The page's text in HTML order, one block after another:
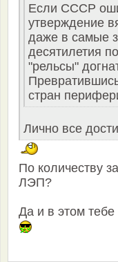
Если СССР
утверждение
даже в самые
десятилетия
"рельсы"
стран
Лично все
По количеству
ЛЭП?
Да и в этом тебе